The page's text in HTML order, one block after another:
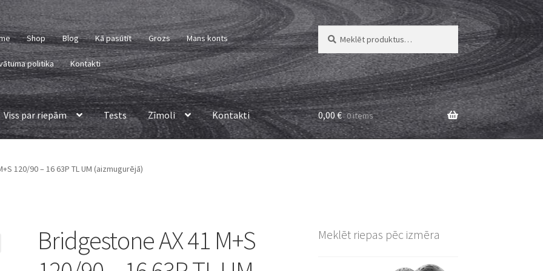
Shop Blog Kā pasūtīt Grozs Mans konts
politika Kontakti
Meklēt:
Meklēt
Viss par riepām Tests Zīmoli Kontakti 0,00€ 0 items
120/90 – 16 63P TL UM (aizmugurējā)
Bridgestone AX 41 M+S
Meklēt riepas pēc izmēra